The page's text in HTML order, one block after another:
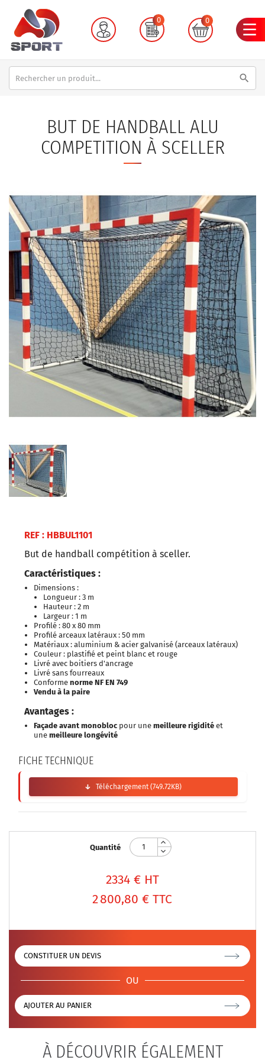
0 0
search
BUT DE HANDBALL ALU
COMPETITION À SCELLER
REF : HBBUL1101
But de handball compétition à sceller.
Caractéristiques :
Dimensions :
Longueur : 3 m
Hauteur : 2 m
Largeur : 1 m
Profilé : 80 x 80 mm
Profilé arceaux latéraux : 50 mm
Matériaux : aluminium & acier galvanisé (arceaux latéraux)
Couleur : plastifié et peint blanc et rouge
Livré avec boitiers d'ancrage
Livré sans fourreaux
Conforme norme NF EN 749
Vendu à la paire
Avantages :
Façade avant monobloc pour une meilleure rigidité et
une meilleure longévité
FICHE TECHNIQUE
Téléchargement (749.72KB)
Quantité
2334 € HT
2 800,80 € TTC
CONSTITUER UN DEVIS
OU
AJOUTER AU PANIER
À DÉCOUVRIR ÉGALEMENT